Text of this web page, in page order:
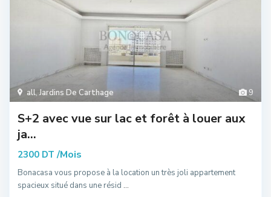
9
all,Jardins De Carthage
S+2 avec vue sur lac et forêt à louer aux
ja...
2300 DT/Mois
Bonacasa vous propose à la location un très joli appartement
spacieux situé dans une résid ...